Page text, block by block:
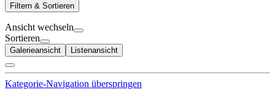
Filtern & Sortieren
Ansicht wechseln
Sortieren
Galerieansicht Listenansicht
Kategorie-Navigation überspringen